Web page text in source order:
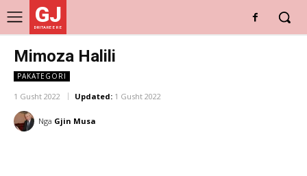
GJ
DRITARE E RE
Mimoza Halili
PAKATEGORI
1 Gusht 2022 Updated: 1 Gusht 2022
Nga Gjin Musa